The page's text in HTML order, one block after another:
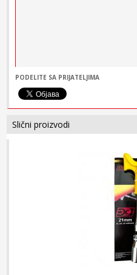
PODELITE SA PRIJATELJIMA
Slični proizvodi